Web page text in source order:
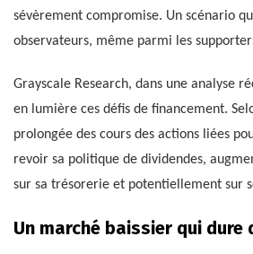
sévèrement compromise. Un scénario
observateurs, même parmi les
Grayscale Research, dans une analyse
en lumière ces défis de financement.
prolongée des cours des actions liées
revoir sa politique de dividendes,
sur sa trésorerie et potentiellement sur
Un marché baissier qui dure